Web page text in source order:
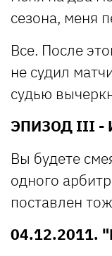
сезона, меня
Все. После
не судил
судью
ЭПИЗОД III -
Вы будете
одного
поставлен
04.12.2011.